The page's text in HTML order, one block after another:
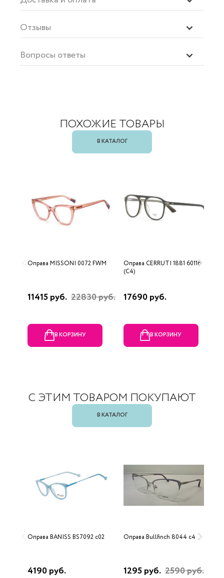
Отзывы
Вопросы ответы
ПОХОЖИЕ ТОВАРЫ
В КАТАЛОГ
Оправа MISSONI 0072 FWM
11415 руб. 22830 руб.
В КОРЗИНУ
Оправа CERRUTI 1881 60116
(C4)
17690 руб.
В КОРЗИНУ
С ЭТИМ ТОВАРОМ ПОКУПАЮТ
В КАТАЛОГ
Оправа BANISS BS7092 c02
4190 руб.
Оправа Bullfinch 8044 c4
1295 руб. 2590 руб.